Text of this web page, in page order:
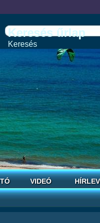
Keresés űrlap
Keresés
VIDEÓ